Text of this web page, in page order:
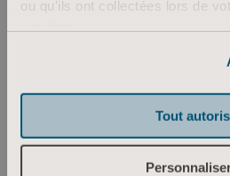
ou qu'ils ont collectées lors de
Tout